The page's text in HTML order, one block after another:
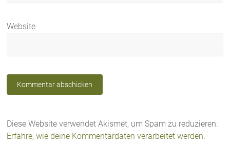
Website
Diese Website verwendet Akismet, um Spam zu reduzieren.
Erfahre, wie deine Kommentardaten verarbeitet werden.